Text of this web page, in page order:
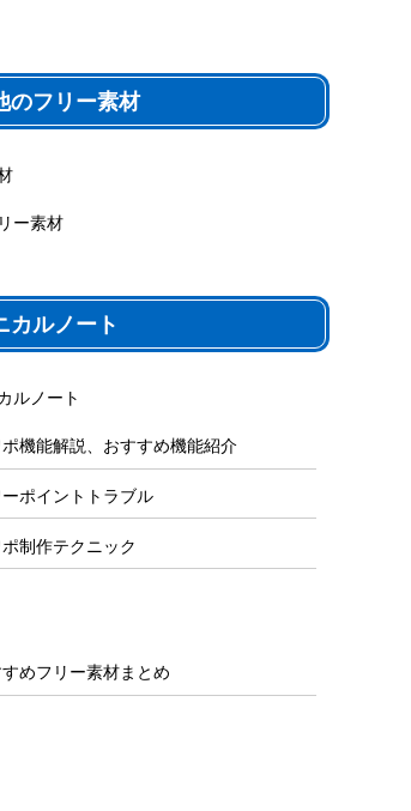
のフリー素材
ー素材
カルノート
ルノート
機能解説、おすすめ機能紹介
ポイントトラブル
制作テクニック
めフリー素材まとめ